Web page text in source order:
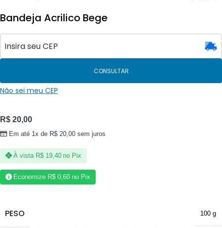
Bandeja Acrilico Bege
CONSULTAR
Não sei meu CEP
R$ 20,00
Em até 1x de R$ 20,00 sem juros
À vista R$19,40 no Pix
Economize R$ 0,60 no Pix
PESO 100 g